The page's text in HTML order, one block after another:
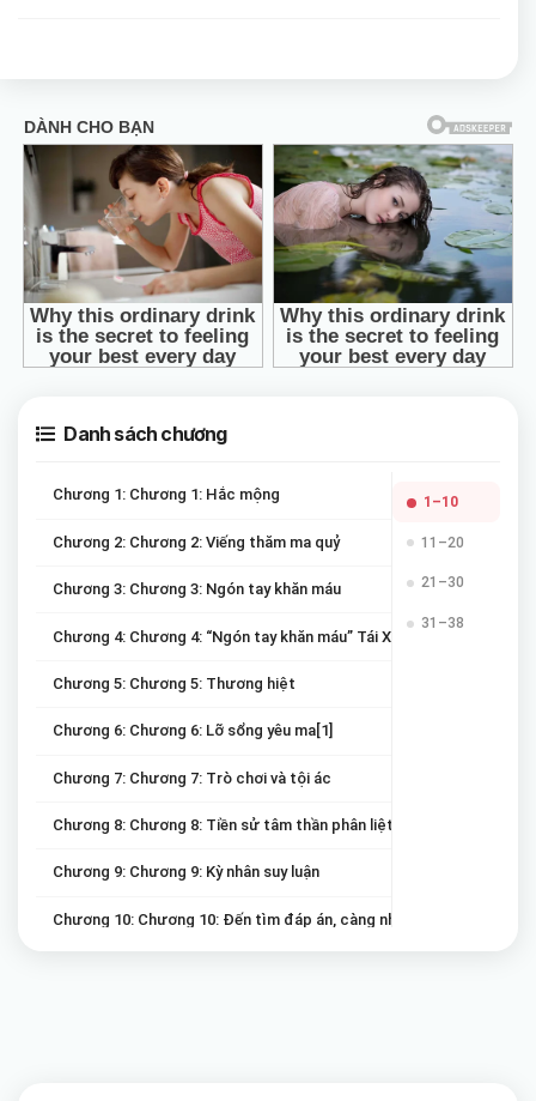
Danh sách chương
Chương 1: Chương 1: Hắc mộng
Chương 2: Chương 2: Viếng thăm ma quỷ
Chương 3: Chương 3: Ngón tay khăn máu
Chương 4: Chương 4: “Ngón tay khăn máu” Tái Xuất
Chương 5: Chương 5: Thương hiệt
Chương 6: Chương 6: Lỡ sổng yêu ma[1]
Chương 7: Chương 7: Trò chơi và tội ác
Chương 8: Chương 8: Tiền sử tâm thần phân liệt
Chương 9: Chương 9: Kỳ nhân suy luận
Chương 10: Chương 10: Đến tìm đáp án, càng nhiều câu hỏi
1–10
11–20
21–30
31–38